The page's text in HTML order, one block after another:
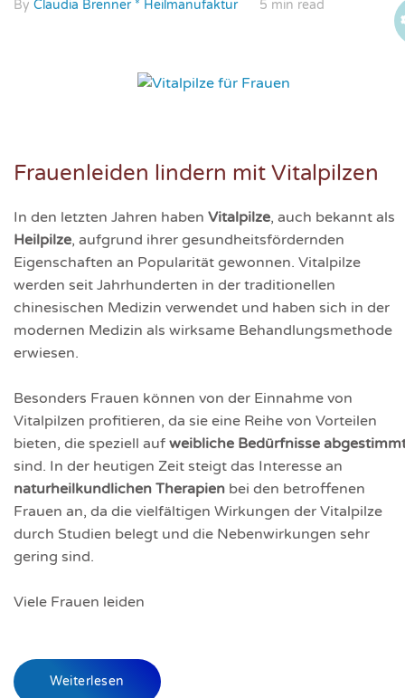
By Claudia Brenner * Heilmanufaktur 5 min read
Frauenleiden lindern mit Vitalpilzen
In den letzten Jahren haben Vitalpilze, auch bekannt als
Heilpilze, aufgrund ihrer gesundheitsfördernden
Eigenschaften an Popularität gewonnen. Vitalpilze
werden seit Jahrhunderten in der traditionellen
chinesischen Medizin verwendet und haben sich in der
modernen Medizin als wirksame Behandlungsmethode
erwiesen.
Besonders Frauen können von der Einnahme von
Vitalpilzen profitieren, da sie eine Reihe von Vorteilen
bieten, die speziell auf weibliche Bedürfnisse
sind. In der heutigen Zeit steigt das Interesse an
naturheilkundlichen Therapien bei den betroffenen
Frauen an, da die vielfältigen Wirkungen der Vitalpilze
durch Studien belegt und die Nebenwirkungen sehr
gering sind.
Viele Frauen leiden
Weiterlesen